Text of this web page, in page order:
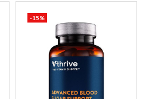
-15%